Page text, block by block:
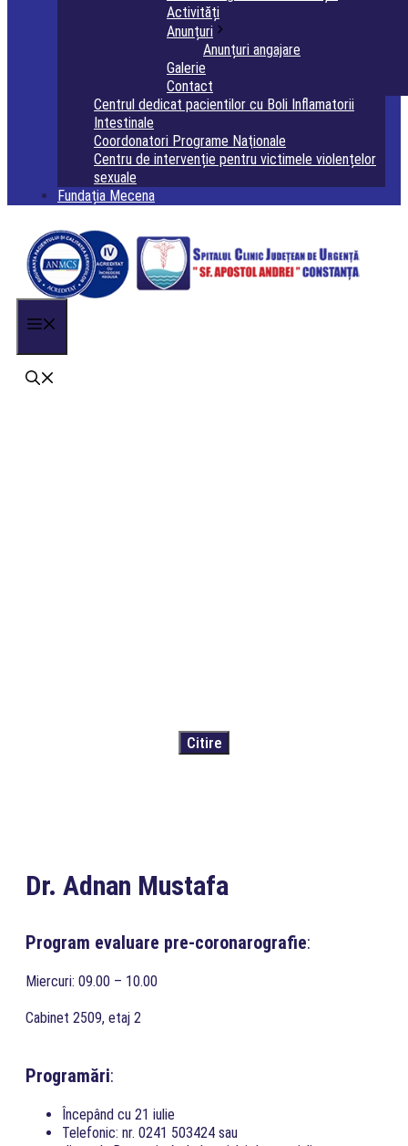
Activități
Anunțuri
Anunțuri angajare
Galerie
Contact
Centrul dedicat pacientilor cu Boli Inflamatorii
Intestinale
Coordonatori Programe Naţionale
Centru de intervenție pentru victimele violențelor
sexuale
Fundația Mecena
Dr. Adnan Mustafa
Program evaluare pre-coronarografie:
Miercuri: 09.00 – 10.00
Cabinet 2509, etaj 2
Programări:
Începând cu 21 iulie
Telefonic: nr. 0241 503424 sau